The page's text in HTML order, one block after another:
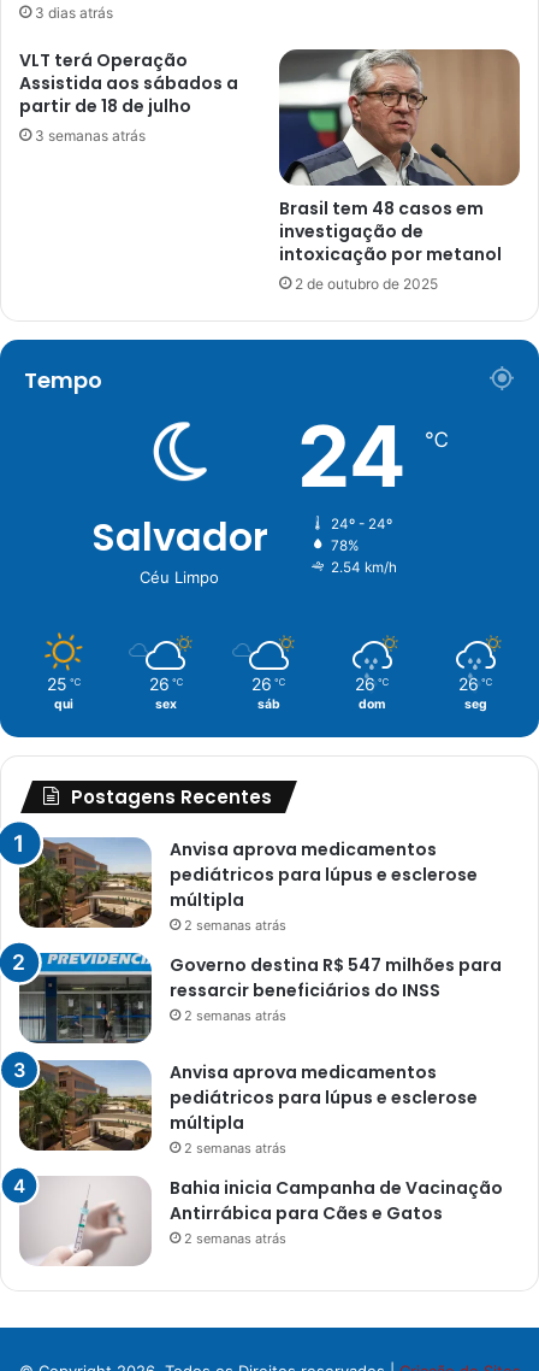
3 dias atrás
VLT terá Operação
Assistida aos sábados a
partir de 18 de julho
3 semanas atrás
Brasil tem 48 casos em
investigação de
intoxicação por metanol
2 de outubro de 2025
Tempo
Salvador
Céu Limpo
24 ℃
24º - 24º
78%
2.54 km/h
25 ℃
qui
26 ℃
sex
26 ℃
sáb
26 ℃
dom
26 ℃
seg
Postagens Recentes
Anvisa aprova medicamentos
pediátricos para lúpus e esclerose
múltipla
2 semanas atrás
Governo destina R$ 547 milhões para
ressarcir beneficiários do INSS
2 semanas atrás
Anvisa aprova medicamentos
pediátricos para lúpus e esclerose
múltipla
2 semanas atrás
Bahia inicia Campanha de Vacinação
Antirrábica para Cães e Gatos
2 semanas atrás